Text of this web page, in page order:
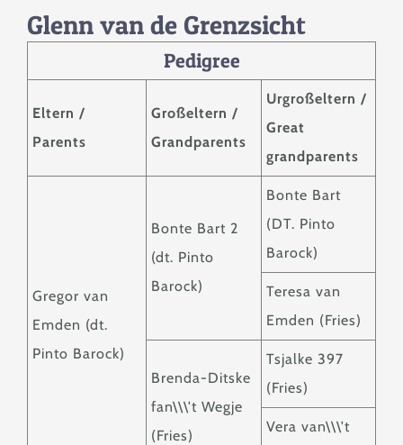
Glenn van de Grenzsicht
Pedigree
Eltern /
Parents
Großeltern /
Grandparents
Urgroßeltern /
Great
grandparents
Gregor van
Emden (dt.
Pinto Barock)
Bonte Bart 2
(dt. Pinto
Barock)
Bonte Bart
(DT. Pinto
Barock)
Teresa van
Emden (Fries)
Brenda-Ditske
fan\\\'t Wegje
(Fries)
Tsjalke 397
(Fries)
Vera van\\\'t